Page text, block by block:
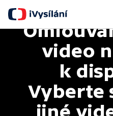
video
k
Vyberte
jiné